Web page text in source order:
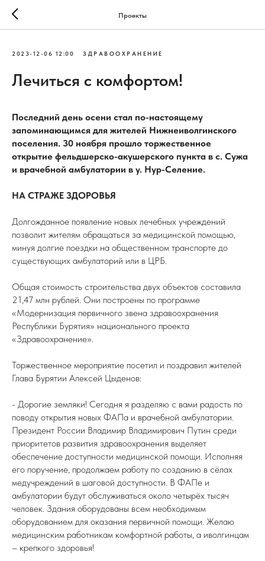
Проекты
2023-12-06 12:00 ЗДРАВООХРАНЕНИЕ
Лечиться с комфортом!
Последний день осени стал по-настоящему
запоминающимся для жителей Нижнеиволгинского
поселения. 30 ноября прошло торжественное
открытие фельдшерско-акушерского пункта в с. Сужа
и врачебной амбулатории в у. Нур-Селение.
НА СТРАЖЕ ЗДОРОВЬЯ
Долгожданное появление новых лечебных учреждений
позволит жителям обращаться за медицинской помощью,
минуя долгие поездки на общественном транспорте до
существующих амбулаторий или в ЦРБ.
Общая стоимость строительства двух объектов составила
21,47 млн рублей. Они построены по программе
«Модернизация первичного звена здравоохранения
Республики Бурятия» национального проекта
«Здравоохранение».
Торжественное мероприятие посетил и поздравил жителей
Глава Бурятии Алексей Цыденов:
- Дорогие земляки! Сегодня я разделяю с вами радость по
поводу открытия новых ФАПа и врачебной амбулатории.
Президент России Владимир Владимирович Путин среди
приоритетов развития здравоохранения выделяет
обеспечение доступности медицинской помощи. Исполняя
его поручение, продолжаем работу по созданию в сёлах
медучреждений в шаговой доступности. В ФАПе и
амбулатории будут обслуживаться около четырёх тысяч
человек. Здания оборудованы всем необходимым
оборудованием для оказания первичной помощи. Желаю
медицинским работникам комфортной работы, а иволгинцам
– крепкого здоровья!